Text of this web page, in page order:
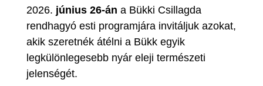
2026. június 26-án a Bükki Csillagda
rendhagyó esti programjára invitáljuk azokat,
akik szeretnék átélni a Bükk egyik
legkülönlegesebb nyár eleji természeti
jelenségét.